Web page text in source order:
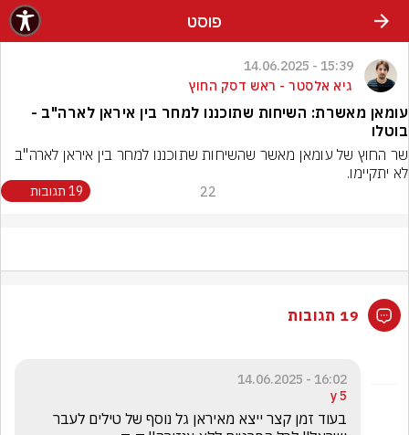
פוסט
15:39 - 14.06.2025
גיא אלסטר - ראש דסק החוץ
עומאן מאשרת: השיחות שתוכננו למחר בין איראן לארה"ב -
בוטלו
שר החוץ של עומאן מאשר שהשיחות שתוכננו למחר בין איראן לארה"ב
לא יתקיימו.
22 19 תגובות
19 תגובות
16:02 - 14.06.2025
5 y